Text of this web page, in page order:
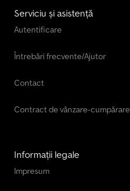
Serviciu și asistență
Autentificare
Întrebări frecvente/Ajutor
Contact
Contract de vânzare-
Informații legale
Impresum